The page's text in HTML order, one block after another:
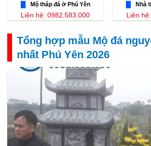
Mộ tháp đá ở Phú Yên
Liên hệ: 0982.583.000
Nhà
Liên
Tổng hợp mẫu Mộ đá
nhất Phú Yên 2026